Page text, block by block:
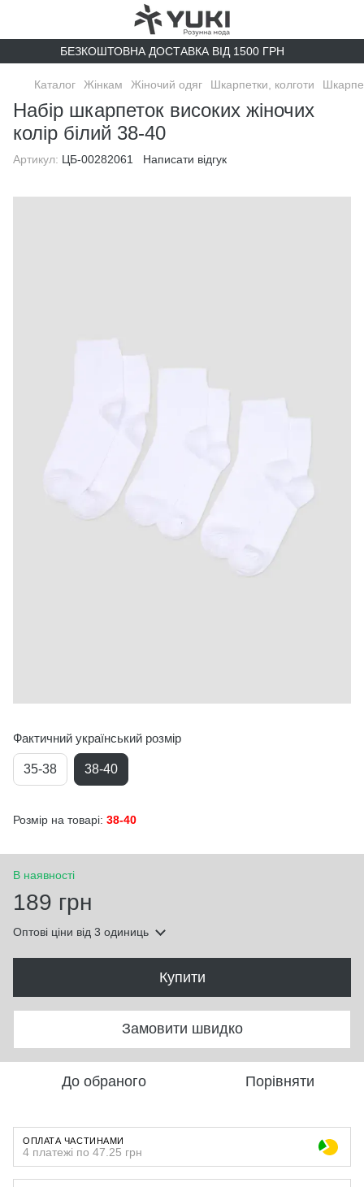
БЕЗКОШТОВНА ДОСТАВКА ВІД 1500 ГРН
Каталог Жінкам Жіночий одяг Шкарпетки, колготи
Набір шкарпеток високих жіночих
колір білий 38-40
Артикул: ЦБ-00282061 Написати відгук
Фактичний український розмір
35-38 38-40
Розмір на товарі: 38-40
В наявності
189 грн
Оптові ціни від 3 одиниць
Купити
Замовити швидко
До обраного Порівняти
ОПЛАТА ЧАСТИНАМИ
4 платежі по 47.25 грн